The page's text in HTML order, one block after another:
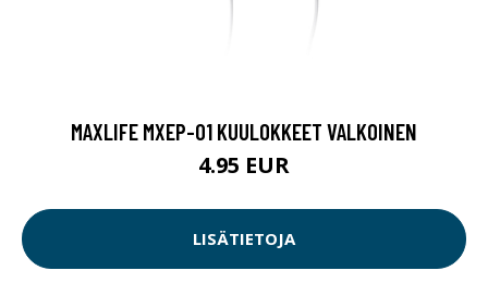
MAXLIFE MXEP-01 KUULOKKEET VALKOINEN
4.95 EUR
LISÄTIETOJA